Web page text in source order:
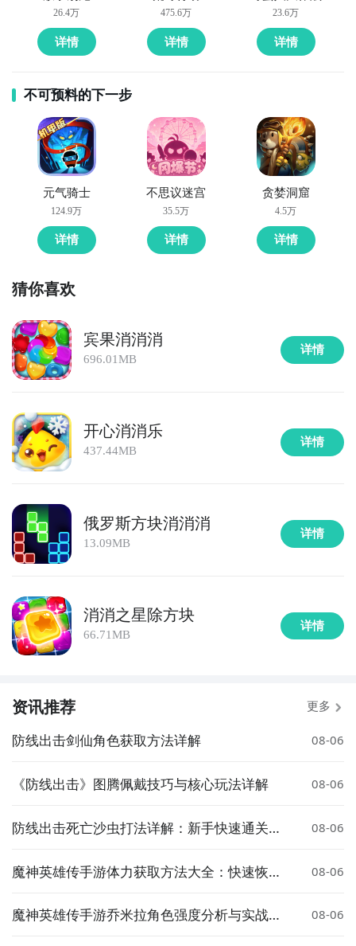
1、岛屿消消消简要评析：
岛屿消消消 是一款非常经典的益智游戏。游戏玩法非常
简单，只需用鼠标点击相同图案的方块即可消除。当你
战。游戏中还有很多有趣的元素和关卡，比如挑战不同
的场景和大量细致的关卡。同时，游戏的音效和音乐也
会给你带来不一样的游戏体验。
26.4万
详情
475.6万
详情
23.6万
详情
不可预料的下一步
元气骑士
124.9万
详情
不思议迷宫
35.5万
详情
贪婪洞窟
4.5万
详情
猜你喜欢
宾果消消消
696.01MB
详情
开心消消乐
437.44MB
详情
俄罗斯方块消消消
13.09MB
详情
消消之星除方块
66.71MB
详情
资讯推荐 更多
防线出击剑仙角色获取方法详解 08-06
《防线出击》图腾佩戴技巧与核心玩法详解 08-06
防线出击死亡沙虫打法详解：新手快速通关攻
08-06
魔神英雄传手游体力获取方法大全：快速恢复
08-06
魔神英雄传手游乔米拉角色强度分析与实战搭
08-06